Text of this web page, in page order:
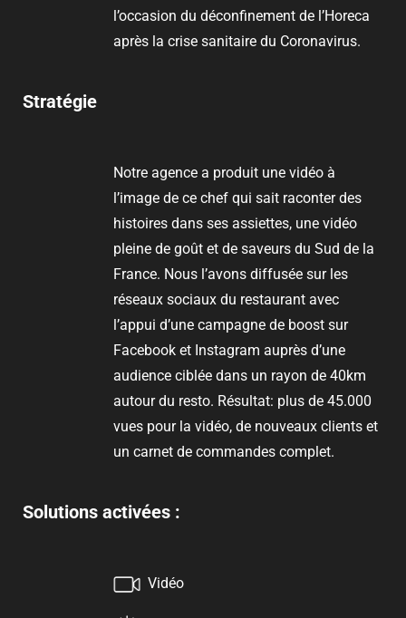
l’occasion du déconfinement de l’Horeca
après la crise sanitaire du Coronavirus.
Stratégie
Notre agence a produit une vidéo à
l’image de ce chef qui sait raconter des
histoires dans ses assiettes, une vidéo
pleine de goût et de saveurs du Sud de la
France. Nous l’avons diffusée sur les
réseaux sociaux du restaurant avec
l’appui d’une campagne de boost sur
Facebook et Instagram auprès d’une
audience ciblée dans un rayon de 40km
autour du resto. Résultat: plus de 45.000
vues pour la vidéo, de nouveaux clients et
un carnet de commandes complet.
Solutions activées :
Vidéo